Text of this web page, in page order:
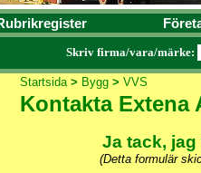
Skriv firma/vara/märke:
Startsida> Bygg> VVS
Kontakta Extena
Ja tack,
(Detta formulär